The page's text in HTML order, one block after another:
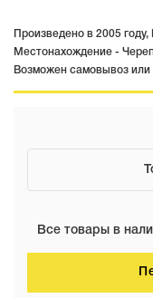
Произведено в 2005 году,
Местонахождение -
Возможен самовывоз или
Все товары в